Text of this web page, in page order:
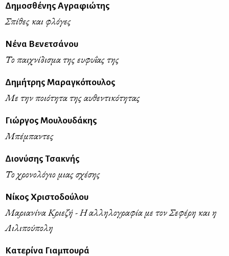
Δημοσθένης Αγραφιώτης
Σπίθες και φλόγες
Νένα Βενετσάνου
Το παιχνίδισμα της ευφυΐας της
Δημήτρης Μαραγκόπουλος
Με την ποιότητα της αυθεντικότητας
Γιώργος Μουλουδάκης
Μπέμπαντες
Διονύσης Τσακνής
Το χρονολόγιο μιας σχέσης
Νίκος Χριστοδούλου
Μαριανίνα Κριεζή - Η αλληλογραφία με τον Σεφέρη και η
Λιλιπούπολη
Κατερίνα Γιαμπουρά